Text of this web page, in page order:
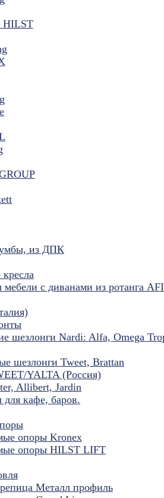
HILST
из ДПК
с диванами из ротанга
шезлонги Nardi: Alfa, Omega
шезлонги Tweet, Brattan
YALTA (Россия)
Allibert, Jardin
кафе, баров.
опоры Kronex
опоры HILST LIFT
Металл профиль